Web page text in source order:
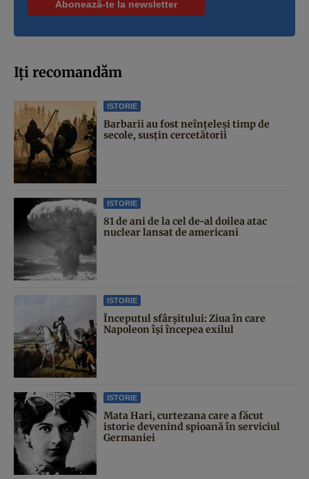
Iți recomandăm
ISTORIE
Barbarii au fost neînțeleși timp de
secole, susțin cercetătorii
ISTORIE
81 de ani de la cel de-al doilea atac
nuclear lansat de americani
ISTORIE
Începutul sfârşitului: Ziua în care
Napoleon îşi începea exilul
ISTORIE
Mata Hari, curtezana care a făcut
istorie devenind spioană în serviciul
Germaniei